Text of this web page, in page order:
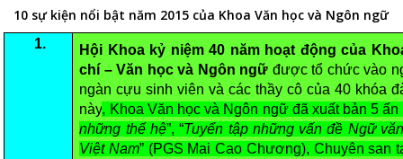
10 sự kiện nổi bật năm 2015 của Khoa Văn học và Ngôn ngữ
1.
Hội Khoa kỷ niệm 40 năm hoạt động của
chí – Văn học và Ngôn ngữ được tổ chức vào
ngàn cựu sinh viên và các thầy cô của 40 khóa
này, Khoa Văn học và Ngôn ngữ đã xuất bản 5 ấn
những thế hệ”, “Tuyển tập những vấn đề Ngữ văn
Việt Nam” (PGS Mai Cao Chương), Chuyên san